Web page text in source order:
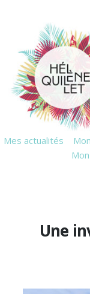
Mes actualités
Une